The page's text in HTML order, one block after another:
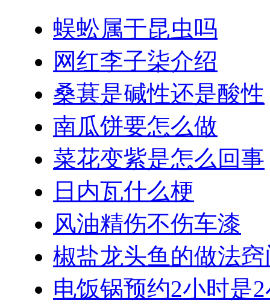
蜈蚣属于昆虫吗
网红李子柒介绍
桑葚是碱性还是酸性
南瓜饼要怎么做
菜花变紫是怎么回事
日内瓦什么梗
风油精伤不伤车漆
椒盐龙头鱼的做法窍
电饭锅预约2小时是